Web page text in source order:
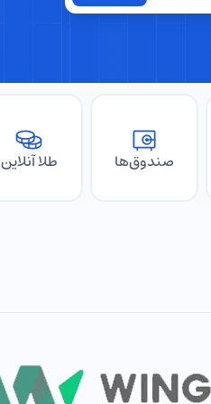
صندوق‌ها طلا آنلاین